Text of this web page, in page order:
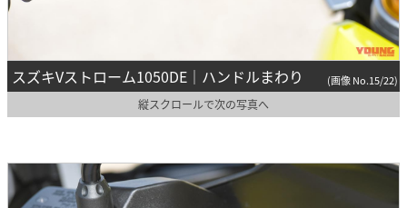
スズキVストローム1050DE｜ハンドルまわり (画像 No.15/22)
縦スクロールで次の写真へ